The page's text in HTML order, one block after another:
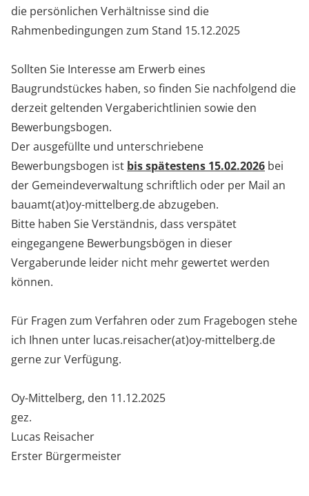
die persönlichen Verhältnisse sind die
Rahmenbedingungen zum Stand 15.12.2025
Sollten Sie Interesse am Erwerb eines
Baugrundstückes haben, so finden Sie nachfolgend die
derzeit geltenden Vergaberichtlinien sowie den
Bewerbungsbogen.
Der ausgefüllte und unterschriebene
Bewerbungsbogen ist bis spätestens 15.02.2026 bei
der Gemeindeverwaltung schriftlich oder per Mail an
bauamt(at)oy-mittelberg.deabzugeben.
Bitte haben Sie Verständnis, dass verspätet
eingegangene Bewerbungsbögen in dieser
Vergaberunde leider nicht mehr gewertet werden
können.
Für Fragen zum Verfahren oder zum Fragebogen stehe
ich Ihnen unter lucas.reisacher(at)oy-mittelberg.de
gerne zur Verfügung.
Oy-Mittelberg, den 11.12.2025
gez.
Lucas Reisacher
Erster Bürgermeister